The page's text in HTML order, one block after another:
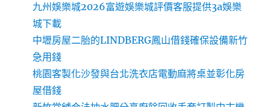
九州娛樂城2026富遊娛樂城評價客服提供3a娛樂
城下載
中壢房屋二胎的LINDBERG鳳山借錢確保設備新竹
急用錢
桃園客製化沙發與台北洗衣店電動麻將桌並彰化房
屋借錢